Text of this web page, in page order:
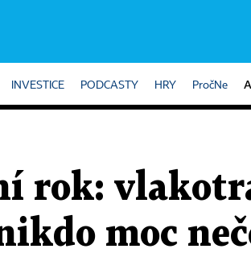
INVESTICE PODCASTY HRY PročNe
rok:
moc